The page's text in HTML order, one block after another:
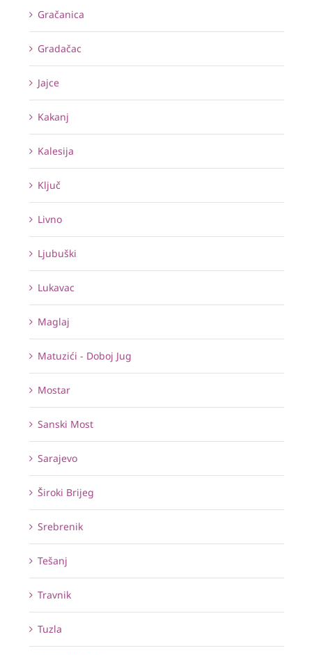
Gračanica
Gradačac
Jajce
Kakanj
Kalesija
Ključ
Livno
Ljubuški
Lukavac
Maglaj
Matuzići - Doboj Jug
Mostar
Sanski Most
Sarajevo
Široki Brijeg
Srebrenik
Tešanj
Travnik
Tuzla